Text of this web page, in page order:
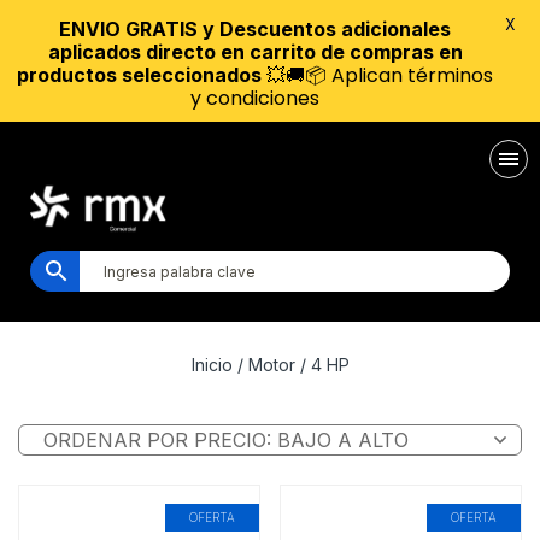
Inicio / Motor / 4 HP
OFERTA OFERTA
ENVIO GRATIS y Descuentos adicionales
aplicados directo en carrito de compras en
productos seleccionados 💥🚚📦 Aplican términos
y condiciones
X